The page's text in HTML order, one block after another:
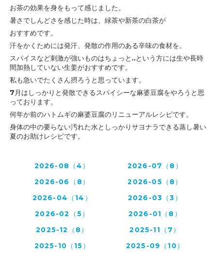
お茶の効果を身をもって感じました。
暑さでしんどさを感じた時は、緑茶や新茶の白茶が
おすすめです。
汗をかくためには発汗、発散の作用のある辛味の食材を。
スパイスなど刺激が強いものはちょっと..という方には生や長時
間加熱していない生姜がおすすめです。
私も急いでたくさん摂ろうと思っています。
7月はしっかりと発散できるスパイシーな麻婆豆腐をやろうと思
っております。
何年か前のハトムギの麻婆豆腐のリニューアルレシピです。
身体の中の要らない汚れた水としっかりサヨナラできる蒸し暑い
夏のお助けレシピです。
2026-08（4）
2026-07（8）
2026-06（8）
2026-05（8）
2026-04（14）
2026-03（3）
2026-02（5）
2026-01（8）
2025-12（8）
2025-11（7）
2025-10（15）
2025-09（10）